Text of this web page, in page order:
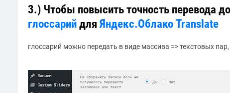
3.) Чтобы повысить точность перевода
глоссарийдляЯндекс.Облако Translate
глоссарий можно передать в виде массива => текстовых